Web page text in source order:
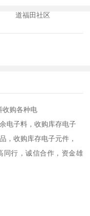
道福田社区
收购各种电
电子料，收购库存电子
，收购库存电子元件，
同行，诚信合作，资金雄